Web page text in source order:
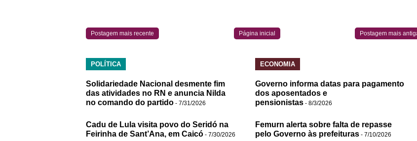
Postagem mais recente Postagem mais
Página inicial
POLÍTICA
Solidariedade Nacional desmente fim
das atividades no RN e anuncia Nilda
no comando do partido - 7/31/2026
Cadu de Lula visita povo do Seridó na
Feirinha de Sant’Ana, em Caicó - 7/30/2026
ECONOMIA
Governo informa datas para pagamento
dos aposentados e
pensionistas - 8/3/2026
Femurn alerta sobre falta de repasse
pelo Governo às prefeituras - 7/10/2026